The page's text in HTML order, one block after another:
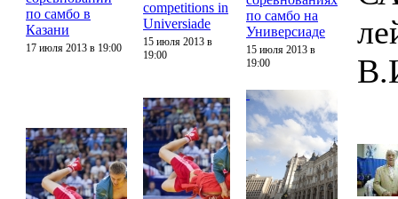
по самбо в
Казани
17 июля 2013 в 19:00
competitions in
Universiade
15 июля 2013 в
19:00
по самбо на
Универсиаде
15 июля 2013 в
19:00